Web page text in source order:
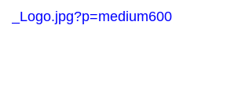
_Logo.jpg?p=medium600